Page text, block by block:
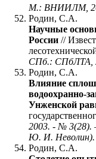
М.: ВНИИЛМ,
Родин, С.А.
Научные
России //
СПб.: СПбЛТА,
Родин, С.А.
Влияние
водоохранно-
Унженской
2003. - № 3(28).
Ю. И. Неволин).
Родин, С.А.